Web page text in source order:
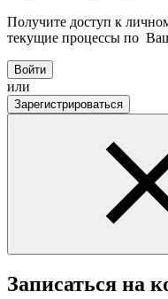
Получите доступ к
текущие процессы по
Войти
или
Зарегистрироваться
Записаться на